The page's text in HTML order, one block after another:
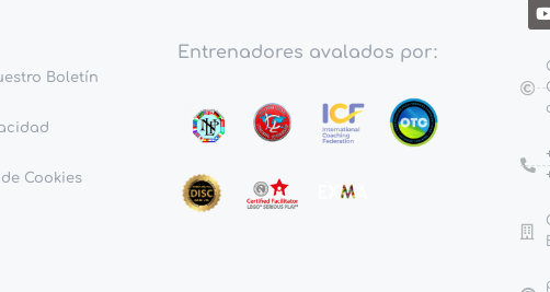
Boletín
Cookies
Entrenadores avalados por: